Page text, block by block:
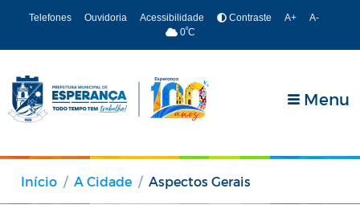
Telefones Ouvidoria Acessibilidade Contraste A+
A-
0ºC
Menu
Início A Cidade Aspectos Gerais